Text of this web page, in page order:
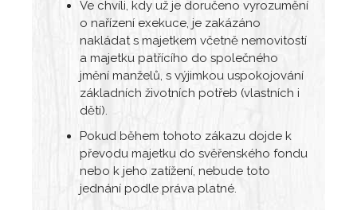
Ve chvíli, kdy už je doručeno vyrozumění
o nařízení exekuce, je zakázáno
nakládat s majetkem včetně nemovitostí
a majetku patřícího do společného
jmění manželů, s výjimkou uspokojování
základních životních potřeb (vlastních i
dětí).
Pokud během tohoto zákazu dojde k
převodu majetku do svěřenského fondu
nebo k jeho zatížení, nebude toto
jednání podle práva platné.